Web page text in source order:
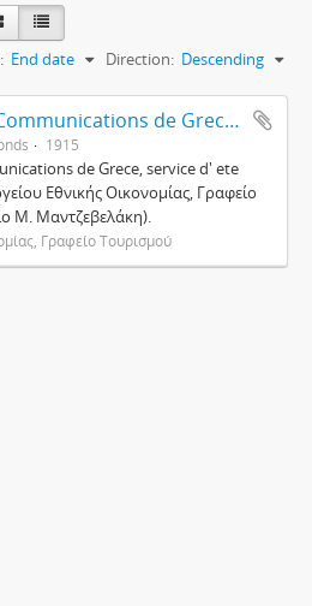
End date Direction: Descending
"Guide officiel des Communications de Grece, service d' ete 1915" (Κ223)
1915
de Grece, service d' ete
Εθνικής Οικονομίας, Γραφείο
Μ. Μαντζεβελάκη).
Γραφείο Τουρισμού